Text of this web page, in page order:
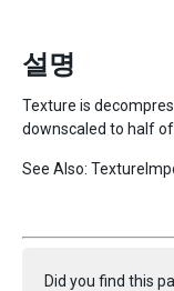
설명
Texture is
downscaled to half
See Also:
Did you find this